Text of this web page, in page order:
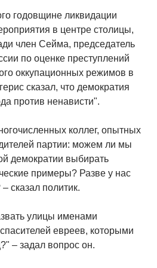
годовщине ликвидации
в центре столицы,
член Cейма, председатель
по оценке преступлений
оккупационных режимов в
сказал, что демократия
против ненависти".
коллег, опытных
партии: можем ли мы
демократии выбирать
примеры? Разве у нас
сказал политик.
улицы именами
евреев, которыми
– задал вопрос он.